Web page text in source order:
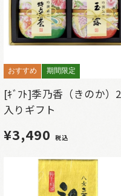
おすすめ 期間限定
[ｷﾞﾌﾄ]季乃香（きのか）
入りギフト
¥3,490 税込